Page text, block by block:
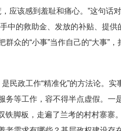
应该感到羞耻和痛心。”这句话
中的救助金、发放的补贴、提供
众的“小事”当作自己的“大事”，
民政工作“精准化”的方法论。实
等工作，容不得半点虚假。一
铁脚板，走遍了兰考的村村寨寨